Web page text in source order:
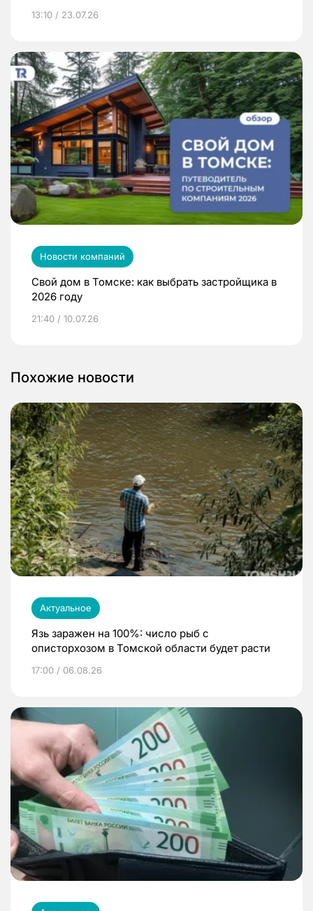
13:10 / 23.07.26
Новости компаний
Свой дом в Томске: как выбрать застройщика в
2026 году
21:40 / 10.07.26
Похожие новости
Актуальное
Язь заражен на 100%: число рыб с
описторхозом в Томской области будет расти
17:00 / 06.08.26